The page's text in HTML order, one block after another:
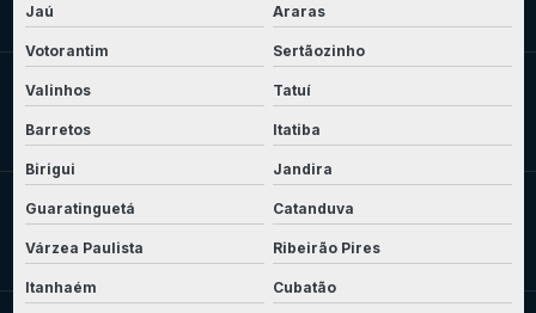
Jaú Araras
Votorantim Sertãozinho
Valinhos Tatuí
Barretos Itatiba
Birigui Jandira
Guaratinguetá Catanduva
Várzea Paulista Ribeirão Pires
Itanhaém Cubatão